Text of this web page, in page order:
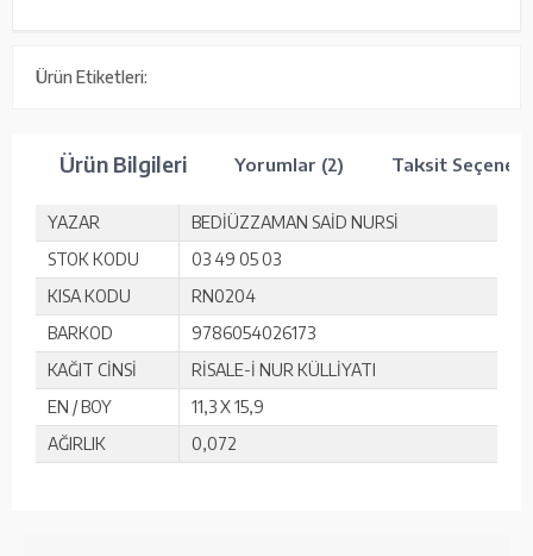
Ürün Etiketleri:
Ürün Bilgileri Yorumlar (2) Taksit
YAZAR
BEDİÜZZAMAN SAİD NURSİ
STOK KODU
03 49 05 03
KISA KODU
RN0204
BARKOD
9786054026173
KAĞIT CİNSİ
RİSALE-İ NUR KÜLLİYATI
EN / BOY
11,3 X 15,9
AĞIRLIK
0,072